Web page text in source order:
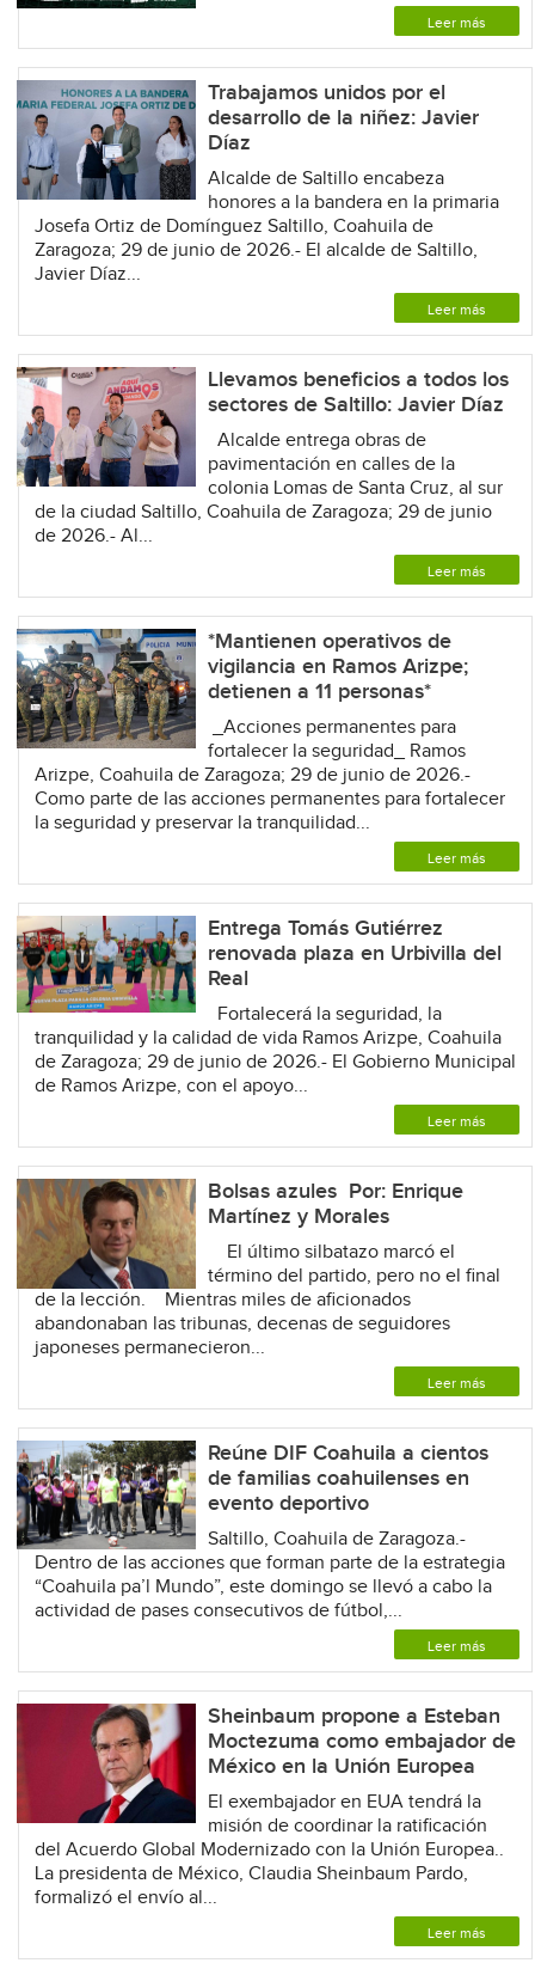
Leer más
Trabajamos unidos por el
desarrollo de la niñez: Javier
Díaz
Alcalde de Saltillo encabeza
honores a la bandera en la primaria
Josefa Ortiz de Domínguez Saltillo, Coahuila de
Zaragoza; 29 de junio de 2026.- El alcalde de Saltillo,
Javier Díaz...
Leer más
Llevamos beneficios a todos los
sectores de Saltillo: Javier Díaz
Alcalde entrega obras de
pavimentación en calles de la
colonia Lomas de Santa Cruz, al sur
de la ciudad Saltillo, Coahuila de Zaragoza; 29 de junio
de 2026.- Al...
Leer más
*Mantienen operativos de
vigilancia en Ramos Arizpe;
detienen a 11 personas*
_Acciones permanentes para
fortalecer la seguridad_ Ramos
Arizpe, Coahuila de Zaragoza; 29 de junio de 2026.-
Como parte de las acciones permanentes para fortalecer
la seguridad y preservar la tranquilidad...
Leer más
Entrega Tomás Gutiérrez
renovada plaza en Urbivilla del
Real
Fortalecerá la seguridad, la
tranquilidad y la calidad de vida Ramos Arizpe, Coahuila
de Zaragoza; 29 de junio de 2026.- El Gobierno Municipal
de Ramos Arizpe, con el apoyo...
Leer más
Bolsas azules Por: Enrique
Martínez y Morales
El último silbatazo marcó el
término del partido, pero no el final
de la lección. Mientras miles de aficionados
abandonaban las tribunas, decenas de seguidores
japoneses permanecieron...
Leer más
Reúne DIF Coahuila a cientos
de familias coahuilenses en
evento deportivo
Saltillo, Coahuila de Zaragoza.-
Dentro de las acciones que forman parte de la estrategia
“Coahuila pa’l Mundo”, este domingo se llevó a cabo la
actividad de pases consecutivos de fútbol,...
Leer más
Sheinbaum propone a Esteban
Moctezuma como embajador de
México en la Unión Europea
El exembajador en EUA tendrá la
misión de coordinar la ratificación
del Acuerdo Global Modernizado con la Unión Europea..
La presidenta de México, Claudia Sheinbaum Pardo,
formalizó el envío al...
Leer más